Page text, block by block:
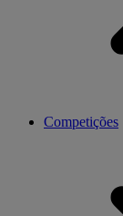
Competições